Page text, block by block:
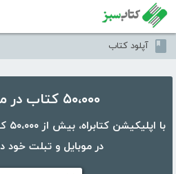
آپلود کتاب
۵۰،۰۰۰ کتاب در موبایل شما
در موبایل و تبلت خود